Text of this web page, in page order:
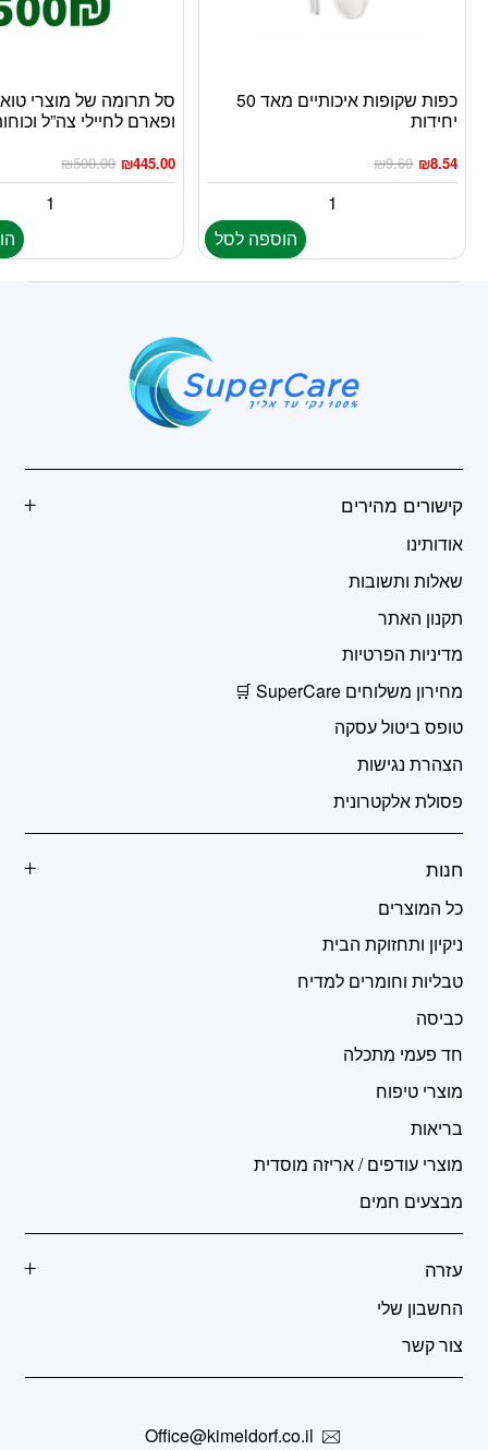
כפות שקופות איכותיים מאד 50
יחידות
₪9.60 ₪8.54
הוספה לסל
סל תרומה של מוצרי
ופארם לחיילי צה”ל
₪500.00 ₪445.00
קישורים מהירים
אודותינו
שאלות ותשובות
תקנון האתר
מדיניות הפרטיות
מחירון משלוחים SuperCare 🛒
טופס ביטול עסקה
הצהרת נגישות
פסולת אלקטרונית
חנות
כל המוצרים
ניקיון ותחזוקת הבית
טבליות וחומרים למדיח
כביסה
חד פעמי מתכלה
מוצרי טיפוח
בריאות
מוצרי עודפים / אריזה מוסדית
מבצעים חמים
עזרה
החשבון שלי
צור קשר
Office@kimeldorf.co.il